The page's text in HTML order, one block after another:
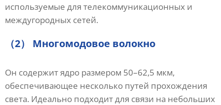
используемые для телекоммуникационных и
междугородных сетей.
（2） Многомодовое волокно
Он содержит ядро ​​​​размером 50–62,5 мкм,
обеспечивающее несколько путей прохождения
света. Идеально подходит для связи на небольших